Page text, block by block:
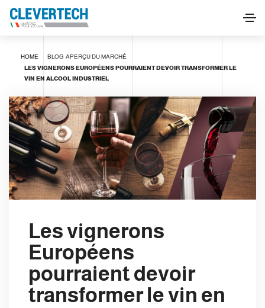
HOME BLOG APERÇU DU MARCHÉ
LES VIGNERONS EUROPÉENS POURRAIENT DEVOIR TRANSFORMER LE
VIN EN ALCOOL INDUSTRIEL
Les vignerons
Européens
pourraient devoir
transformer le vin en